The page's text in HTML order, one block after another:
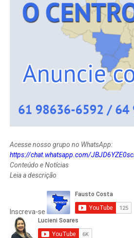
Acesse nosso grupo no WhatsApp:
https://chat.whatsapp.com/
Conteúdo e Notícias
Leia a descrição
Inscreva-se